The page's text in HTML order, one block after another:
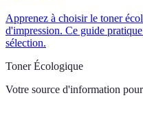
Apprenez à choisir le toner
d'impression. Ce guide
sélection.
Toner Écologique
Votre source d'information